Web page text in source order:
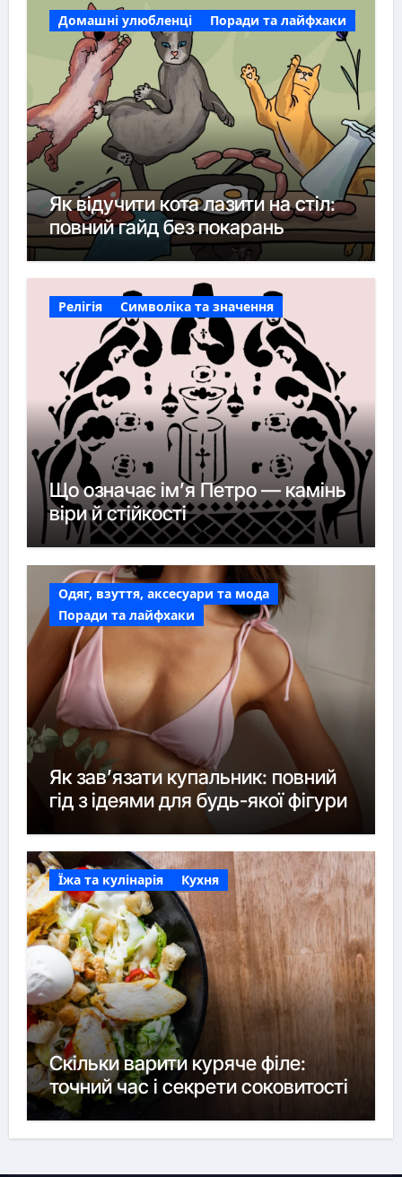
Домашні улюбленці Поради та лайфхаки
Як відучити кота лазити на стіл:
повний гайд без покарань
Релігія Символіка та значення
Що означає ім’я Петро — камінь
віри й стійкості
Одяг, взуття, аксесуари та мода
Поради та лайфхаки
Як зав’язати купальник: повний
гід з ідеями для будь-якої фігури
Їжа та кулінарія Кухня
Скільки варити куряче філе:
точний час і секрети соковитості